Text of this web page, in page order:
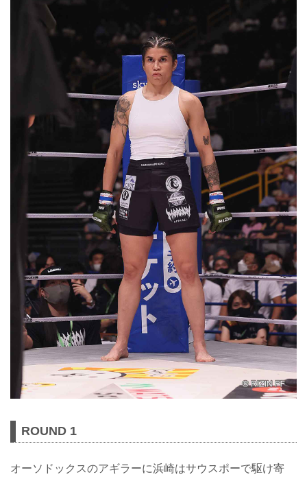
ROUND 1
オーソドックスのアギラーに浜崎はサウスポーで駆け寄